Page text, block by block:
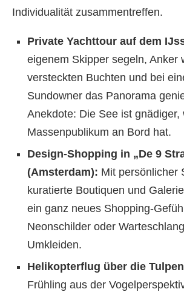
Individualität zusammentreffen.
Private Yachttour auf dem
eigenem Skipper segeln, Anker
versteckten Buchten und bei
Sundowner das Panorama
Anekdote: Die See ist gnädiger,
Massenpublikum an Bord hat.
Design-Shopping in „De 9
(Amsterdam): Mit persönlicher
kuratierte Boutiquen und
ein ganz neues Shopping-
Neonschilder oder
Umkleiden.
Helikopterflug über die
Frühling aus der